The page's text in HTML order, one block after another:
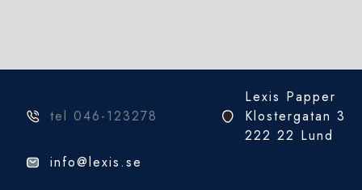
tel 046-123278
Lexis Papper
Klostergatan 3
222 22 Lund
info@lexis.se